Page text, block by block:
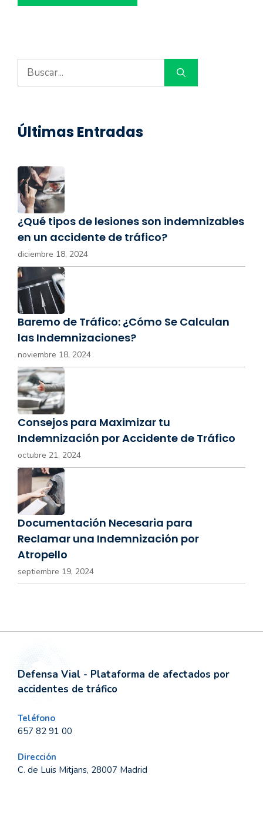
Buscar:
Últimas Entradas
¿Qué tipos de lesiones son indemnizables
en un accidente de tráfico?
diciembre 18, 2024
Baremo de Tráfico: ¿Cómo Se Calculan
las Indemnizaciones?
noviembre 18, 2024
Consejos para Maximizar tu
Indemnización por Accidente de Tráfico
octubre 21, 2024
Documentación Necesaria para
Reclamar una Indemnización por
Atropello
septiembre 19, 2024
Defensa Vial - Plataforma de afectados por
accidentes de tráfico
Teléfono
657 82 91 00
Dirección
C. de Luis Mitjans, 28007 Madrid